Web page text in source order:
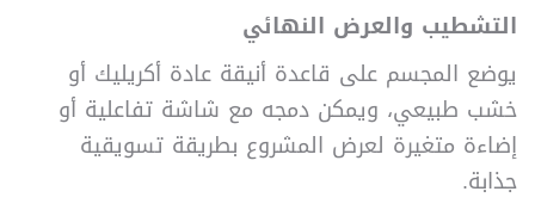
التشطيب والعرض النهائي
يوضع المجسم على قاعدة أنيقة عادة أكريليك أو
خشب طبيعي، ويمكن دمجه مع شاشة تفاعلية أو
إضاءة متغيرة لعرض المشروع بطريقة تسويقية
جذابة.